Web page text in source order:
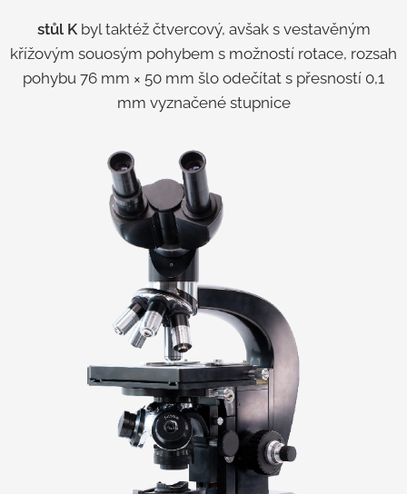
stůl Kbyl taktéž čtvercový, avšak s vestavěným
křížovým souosým pohybem s možností rotace, rozsah
pohybu 76 mm × 50 mm šlo odečítat s přesností 0,1
mm vyznačené stupnice